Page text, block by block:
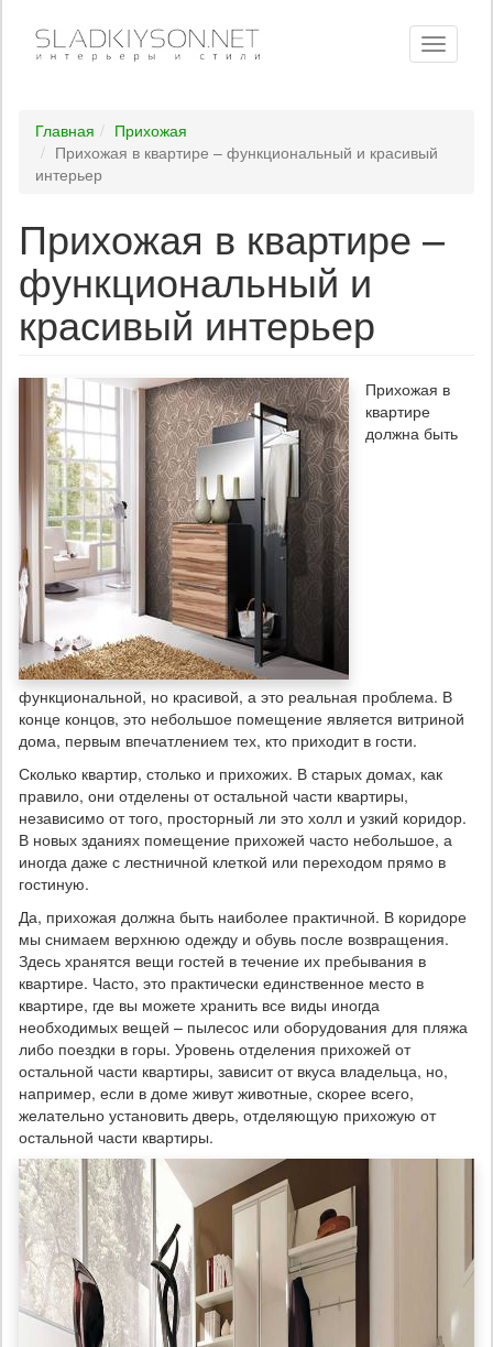
Toggle
Главная
Прихожая
Прихожая в квартире – функциональный и красивый
интерьер
Прихожая в квартире –
функциональный и
красивый интерьер
Прихожая в
квартире
должна быть
функциональной, но красивой, а это реальная проблема. В
конце концов, это небольшое помещение является витриной
дома, первым впечатлением тех, кто приходит в гости.
Сколько квартир, столько и прихожих. В старых домах, как
правило, они отделены от остальной части квартиры,
независимо от того, просторный ли это холл и узкий коридор.
В новых зданиях помещение прихожей часто небольшое, а
иногда даже с лестничной клеткой или переходом прямо в
гостиную.
Да, прихожая должна быть наиболее практичной. В коридоре
мы снимаем верхнюю одежду и обувь после возвращения.
Здесь хранятся вещи гостей в течение их пребывания в
квартире. Часто, это практически единственное место в
квартире, где вы можете хранить все виды иногда
необходимых вещей – пылесос или оборудования для пляжа
либо поездки в горы. Уровень отделения прихожей от
остальной части квартиры, зависит от вкуса владельца, но,
например, если в доме живут животные, скорее всего,
желательно установить дверь, отделяющую прихожую от
остальной части квартиры.